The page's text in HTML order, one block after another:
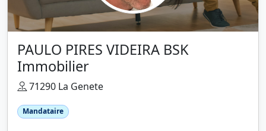
PAULO PIRES VIDEIRA BSK
Immobilier
71290 La Genete
Mandataire